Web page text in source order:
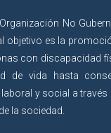
No
objetivo es la
con discapacidad
de vida hasta
y social a
la sociedad.